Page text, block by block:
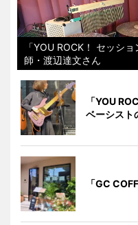
「YOU ROCK！ セッシ
師・渡辺達文さん
「YOU
ベーシスト
「GC